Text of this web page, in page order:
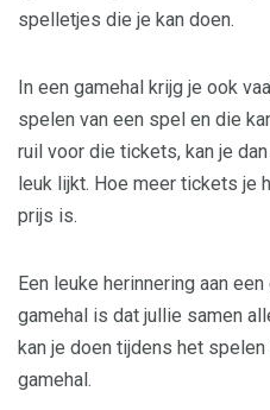
spelletjes die je kan doen.
In een gamehal krijg je ook
spelen van een spel en die
ruil voor die tickets, kan je
leuk lijkt. Hoe meer tickets je
prijs is.
Een leuke herinnering aan
gamehal is dat jullie samen
kan je doen tijdens het
gamehal.